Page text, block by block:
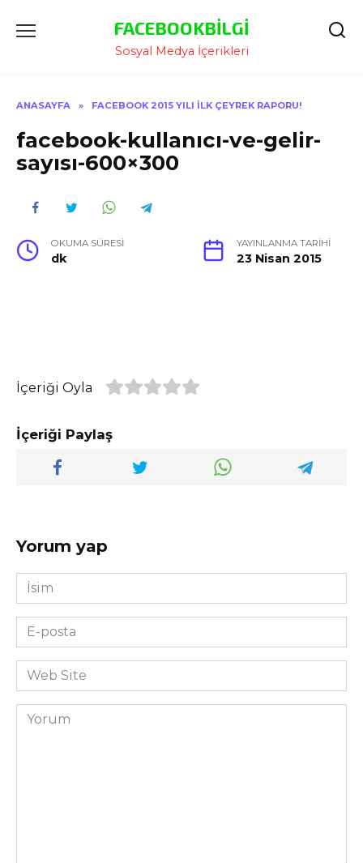
Atla
FACEBOOKBILGI
Sosyal Medya İçerikleri
ANASAYFA » FACEBOOK 2015 YILI İLK ÇEYREK RAPORU!
facebook-kullanıcı-ve-gelir-
sayısı-600×300
OKUMA SÜRESI
dk
YAYINLANMA TARIHI
23 Nisan 2015
İçeriği Oyla
İçeriği Paylaş
Yorum yap
İsim
*
E-
posta
*Web
Site
Yorum